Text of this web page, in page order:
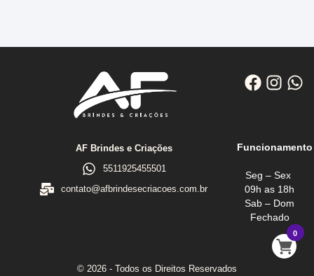
AF Brindes e Criações
5511925455501
contato@afbrindesecriacoes.com.br
Funcionamento
Seg – Sex
09h as 18h
Sab – Dom
Fechado
0
© 2026 - Todos os Direitos Reservados